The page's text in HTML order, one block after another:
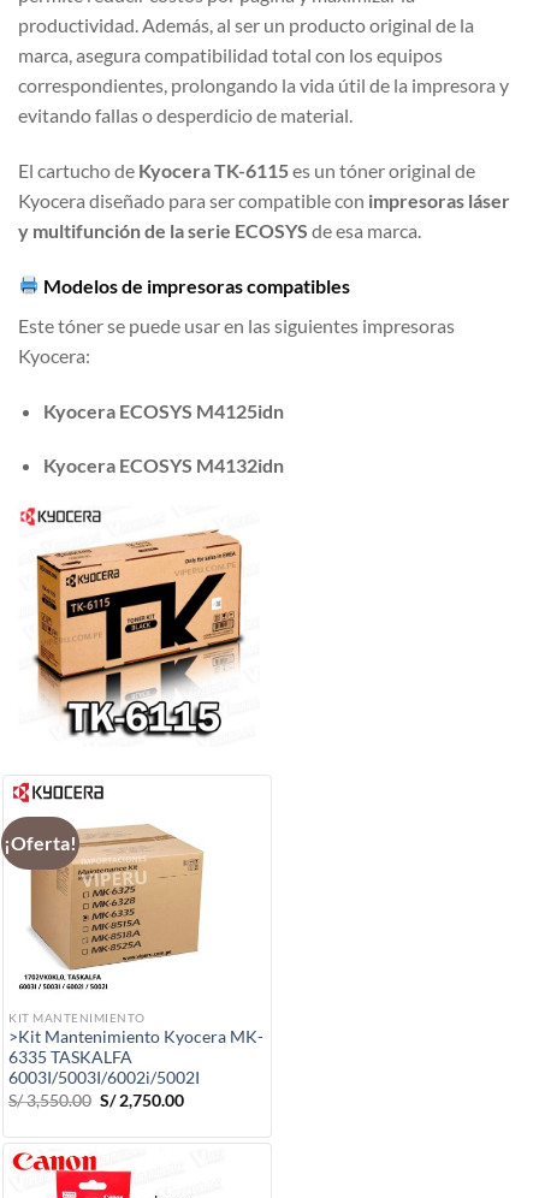
productividad. Además, al ser un producto original de la
marca, asegura compatibilidad total con los equipos
correspondientes, prolongando la vida útil de la impresora y
evitando fallas o desperdicio de material.
El cartucho de Kyocera TK-6115es un tóner original de
Kyocera diseñado para ser compatible con impresoras láser
y multifunción de la serie ECOSYS de esa marca.
Modelos de impresoras compatibles
Este tóner se puede usar en las siguientes impresoras
Kyocera:
Kyocera ECOSYS M4125idn
Kyocera ECOSYS M4132idn
¡Oferta!
KIT MANTENIMIENTO
>Kit Mantenimiento Kyocera MK-
6335 TASKALFA
6003I/5003I/6002i/5002I
S/3,550.00 El
precio
era:
S/2,750.00El
es: